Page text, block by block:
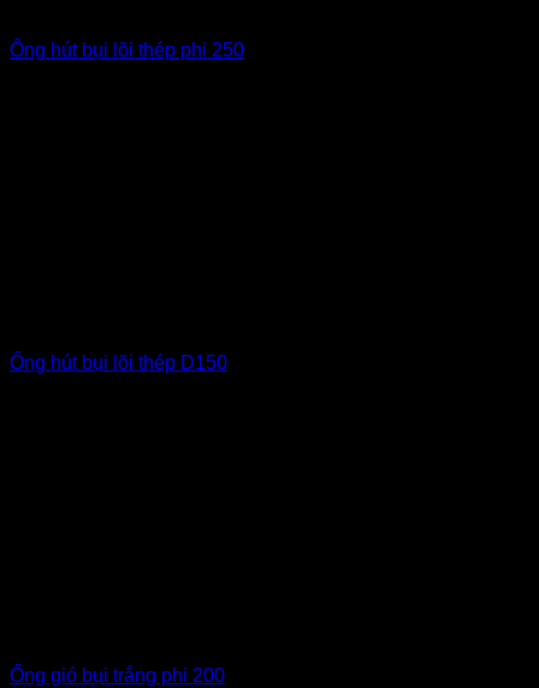
Ống hút bụi lõi thép phi 250
Ống hút bụi lõi thép D150
Ống gió bụi trắng phi 200